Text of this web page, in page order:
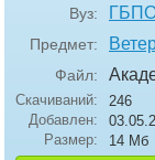
Вуз:
Предмет:
Файл:
Скачиваний:
246
Добавлен:
Размер:
14 Мб